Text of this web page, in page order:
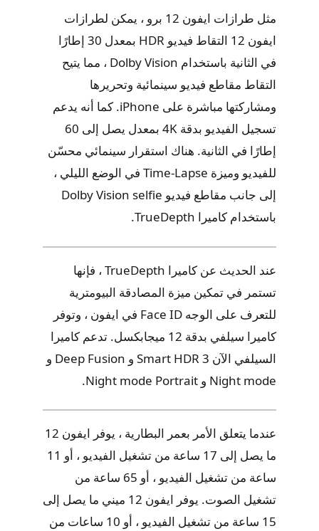
مثل طرازات ايفون 12 برو ، يمكن لطرازات
ايفون 12 التقاط فيديو HDR بمعدل 30 إطارًا
في الثانية باستخدام Dolby Vision ، مما يتيح
التقاط مقاطع فيديو سينمائية وتحريرها
ومشاركتها مباشرة على iPhone. كما أنه يدعم
تسجيل الفيديو بدقة 4K بمعدل يصل إلى 60
إطارًا في الثانية. هناك استقرار سينمائي محسّن
للفيديو وميزة Time-Lapse في الوضع الليلي ،
إلى جانب مقاطع فيديو Dolby Vision selfie
باستخدام كاميرا TrueDepth.
عند الحديث عن كاميرا TrueDepth ، فإنها
تستمر في تمكين ميزة المصادقة البيومترية
للتعرف على الوجه Face ID في ايفون ، وتوفر
كاميرا سيلفي بدقة 12 ميجابكسل. تدعم كاميرا
السيلفي الآن Smart HDR 3 و Deep Fusion و
Night mode و Night mode Portrait.
عندما يتعلق الأمر بعمر البطارية ، يوفر ايفون 12
ما يصل إلى 17 ساعة من تشغيل الفيديو ، أو 11
ساعة من تشغيل الفيديو ، أو 65 ساعة من
تشغيل الصوت. يوفر ايفون 12 ميني ما يصل إلى
15 ساعة من تشغيل الفيديو ، أو 10 ساعات من